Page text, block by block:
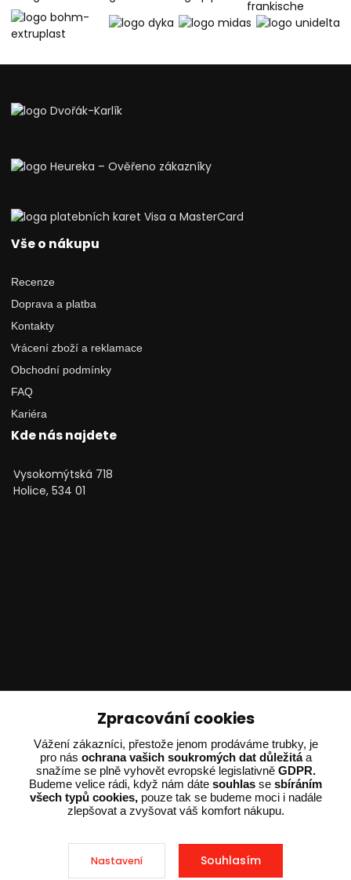
Vše o nákupu
Recenze
Doprava a platba
Kontakty
Vrácení zboží a reklamace
Obchodní podmínky
FAQ
Kariéra
Kde nás najdete
Vysokomýtská 718
Holice, 534 01
Ing. Adam Dvořák
+420 602 234 254
(Po-Pá 8:00 - 15:00)
potrebujiporadit@dvorak-karlik.cz
Zpracování cookies
Vážení zákazníci, přestože jenom prodáváme trubky, je
pro nás ochrana vašich soukromých dat důležitáa
snažíme se plně vyhovět evropské legislativně GDPR.
Budeme velice rádi, když nám dáte souhlas se sbíráním
všech typů cookies,pouze tak se budeme moci i nadále
zlepšovat a zvyšovat váš komfort nákupu.
Nastavení Souhlasím